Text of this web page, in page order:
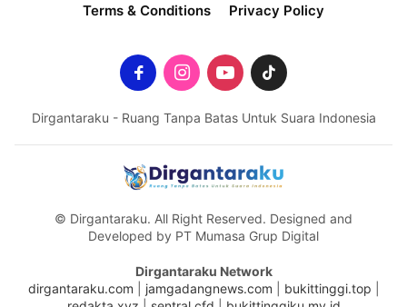
Terms & Conditions
Privacy Policy
Dirgantaraku - Ruang Tanpa Batas Untuk Suara Indonesia
© Dirgantaraku. All Right Reserved. Designed and
Developed by PT Mumasa Grup Digital
Dirgantaraku Network
dirgantaraku.com
jamgadangnews.com bukittinggi.top